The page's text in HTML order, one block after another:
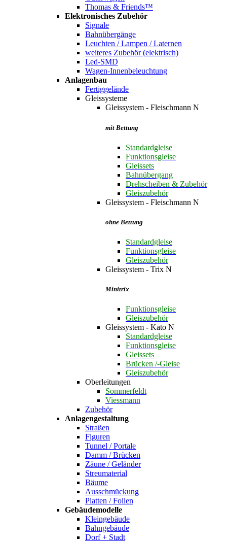
Thomas & Friends™
Elektronisches Zubehör
Signale
Bahnübergänge
Leuchten / Lampen / Laternen
weiteres Zubehör (elektrisch)
Led-SMD
Wagen-Innenbeleuchtung
Anlagenbau
Fertiggelände
Gleissysteme
Gleissystem - Fleischmann N
mit Bettung
Standardgleise
Funktionsgleise
Gleissets
Bahnübergang
Drehscheiben & Zubehör
Gleiszubehör
Gleissystem - Fleischmann N
ohne Bettung
Standardgleise
Funktionsgleise
Gleiszubehör
Gleissystem - Trix N
Minitrix
Funktionsgleise
Gleiszubehör
Gleissystem - Kato N
Standardgleise
Funktionsgleise
Gleissets
Brücken /-Gleise
Gleiszubehör
Oberleitungen
Sommerfeldt
Viessmann
Zubehör
Anlagengestaltung
Straßen
Figuren
Tunnel / Portale
Damm / Brücken
Zäune / Geländer
Streumaterial
Bäume
Ausschmückung
Platten / Folien
Gebäudemodelle
Kleingebäude
Bahngebäude
Dorf + Stadt